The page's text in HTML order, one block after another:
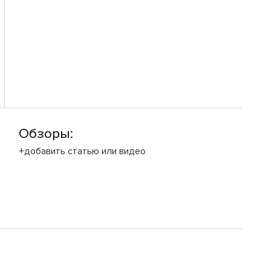
Обзоры:
+добавить статью или видео